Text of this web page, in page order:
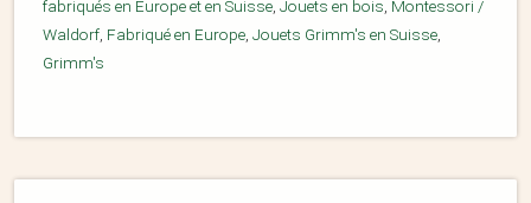
fabriqués en Europe et en Suisse, Jouets en bois, Montessori /
Waldorf, Fabriqué en Europe, Jouets Grimm's en Suisse,
Grimm's